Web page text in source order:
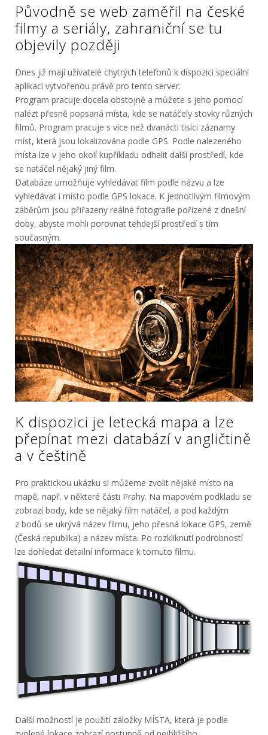
Původně se web zaměřil na české
filmy a seriály, zahraniční se tu
objevily později
Dnes již mají uživatelé chytrých telefonů k dispozici speciální
aplikaci vytvořenou právě pro tento server.
Program pracuje docela obstojně a můžete s jeho pomocí
nalézt přesně popsaná místa, kde se natáčely stovky různých
filmů. Program pracuje s více než dvanácti tisíci záznamy
míst, která jsou lokalizována podle GPS. Podle nalezeného
místa lze v jeho okolí kupříkladu odhalit další prostředí, kde
se natáčel nějaký jiný film.
Databáze umožňuje vyhledávat film podle názvu a lze
vyhledávat i místo podle GPS lokace. K jednotlivým filmovým
záběrům jsou přiřazeny reálné fotografie pořízené z dnešní
doby, abyste mohli porovnat tehdejší prostředí s tím
současným.
K dispozici je letecká mapa a lze
přepínat mezi databází v angličtině
a v češtině
Pro praktickou ukázku si můžeme zvolit nějaké místo na
mapě, např. v některé části Prahy. Na mapovém podkladu se
zobrazí body, kde se nějaký film natáčel, a pod každým
z bodů se ukrývá název filmu, jeho přesná lokace GPS, země
(Česká republika) a název místa. Po rozkliknutí podrobností
lze dohledat detailní informace k tomuto filmu.
Další možností je použití záložky MÍSTA, která je podle